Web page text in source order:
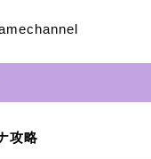
攻略